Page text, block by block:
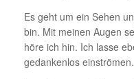
Es geht um ein Sehen
bin. Mit meinen Augen
höre ich hin. Ich lasse
gedankenlos einströmen.